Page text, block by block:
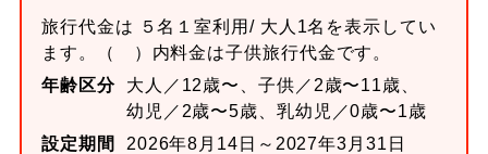
旅行代金は ５名１室利用/ 大人1名を表示してい
ます。
（ ）内料金は子供旅行代金です。
年齢区分
大人／12歳〜、子供／2歳〜11歳、
幼児／2歳〜5歳、乳幼児／0歳〜1歳
設定期間
2026年8月14日～2027年3月31日